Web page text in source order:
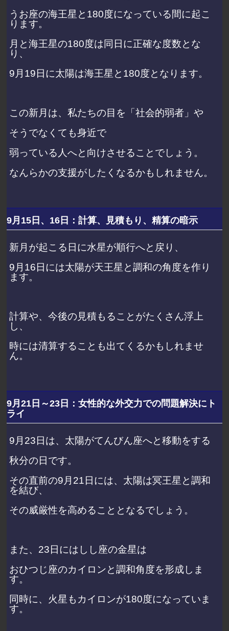
うお座の海王星と180度になっている間に起こ
ります。
月と海王星の180度は同日に正確な度数とな
り、
9月19日に太陽は海王星と180度となります。
この新月は、私たちの目を「社会的弱者」や
そうでなくても身近で
弱っている人へと向けさせることでしょう。
なんらかの支援がしたくなるかもしれません。
9月15日、16日：計算、見積もり、精算の暗示
新月が起こる日に水星が順行へと戻り、
9月16日には太陽が天王星と調和の角度を作り
ます。
計算や、今後の見積もることがたくさん浮上
し、
時には清算することも出てくるかもしれませ
ん。
9月21日～23日：女性的な外交力での問題解決にト
ライ
9月23日は、太陽がてんびん座へと移動をする
秋分の日です。
その直前の9月21日には、太陽は冥王星と調和
を結び、
その威厳性を高めることとなるでしょう。
また、23日にはしし座の金星は
おひつじ座のカイロンと調和角度を形成しま
す。
同時に、火星もカイロンが180度になっていま
す。